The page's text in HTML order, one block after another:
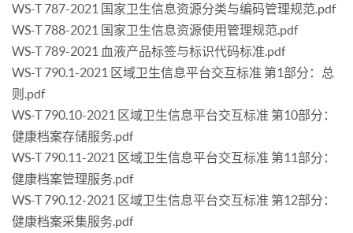
WS-T 787-2021 国家卫生信息资源分类与编码管理规范.pdf
WS-T 788-2021 国家卫生信息资源使用管理规范.pdf
WS-T 789-2021 血液产品标签与标识代码标准.pdf
WS-T 790.1-2021 区域卫生信息平台交互标准 第1部分：总
则.pdf
WS-T 790.10-2021 区域卫生信息平台交互标准 第10部分：
健康档案存储服务.pdf
WS-T 790.11-2021 区域卫生信息平台交互标准 第11部分：
健康档案管理服务.pdf
WS-T 790.12-2021 区域卫生信息平台交互标准 第12部分：
健康档案采集服务.pdf